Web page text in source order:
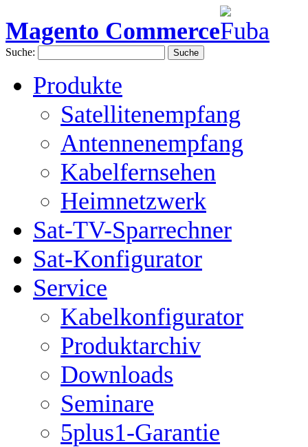
Magento Commerce
Suche: Suche
Produkte
Satellitenempfang
Antennenempfang
Kabelfernsehen
Heimnetzwerk
Sat-TV-Sparrechner
Sat-Konfigurator
Service
Kabelkonfigurator
Produktarchiv
Downloads
Seminare
5plus1-Garantie